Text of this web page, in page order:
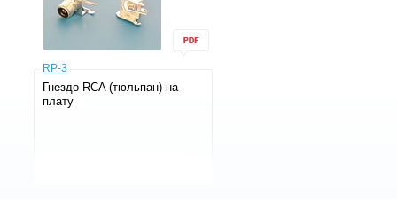
RP-3
Гнездо RCA (тюльпан) на
плату